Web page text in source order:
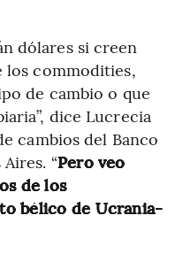
dólares si creen
los commodities,
de cambio o que
dice Lucrecia
cambios del Banco
“Pero veo
de los
bélico de Ucrania-